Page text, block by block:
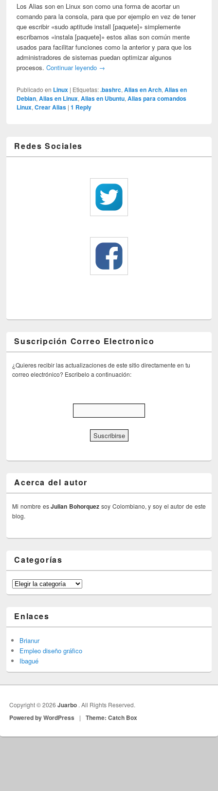
Los Alias son en Linux son como una forma de acortar un
comando para la consola, para que por ejemplo en vez de tener
que escribir «sudo aptitude install [paquete]» simplemente
escribamos «instala [paquete]» estos alias son común mente
usados para facilitar funciones como la anterior y para que los
administradores de sistemas puedan optimizar algunos
procesos.Continuar leyendo →
Publicado en Linux | Etiquetas: .bashrc,Alias en Arch,Alias en
Debian,Alias en Linux,Alias en Ubuntu,Alias para comandos
Linux,Crear Alias |1 Reply
Redes Sociales
Suscripción Correo Electronico
¿Quieres recibir las actualizaciones de este sitio directamente en tu
correo electrónico? Escribelo a continuación:
Acerca del autor
Mi nombre esJulian Bohorquez soy Colombiano, y soy el autor de este
blog.
Categorías
Categorías
Enlaces
Brianur
Empleo diseño gráfico
Ibagué
Copyright © 2026Juarbo . All Rights Reserved.
Powered by WordPress | Theme: Catch Box